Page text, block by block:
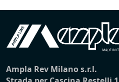
Ampla Rev Milano s.r.l.